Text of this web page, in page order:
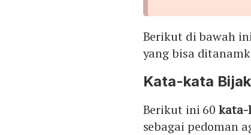
Berikut di bawah
yang bisa
Kata-kata
Berikut ini 60 kata-
sebagai pedoman